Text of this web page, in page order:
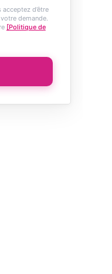
d’être
demande.
[Politique de